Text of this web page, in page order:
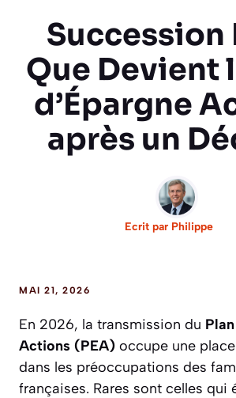
Succession
Que Devient
d’Épargne
après un
Ecrit par Philippe
MAI 21, 2026
En 2026, la transmission du
Actions (PEA) occupe une
dans les préoccupations des
françaises. Rares sont celles qui